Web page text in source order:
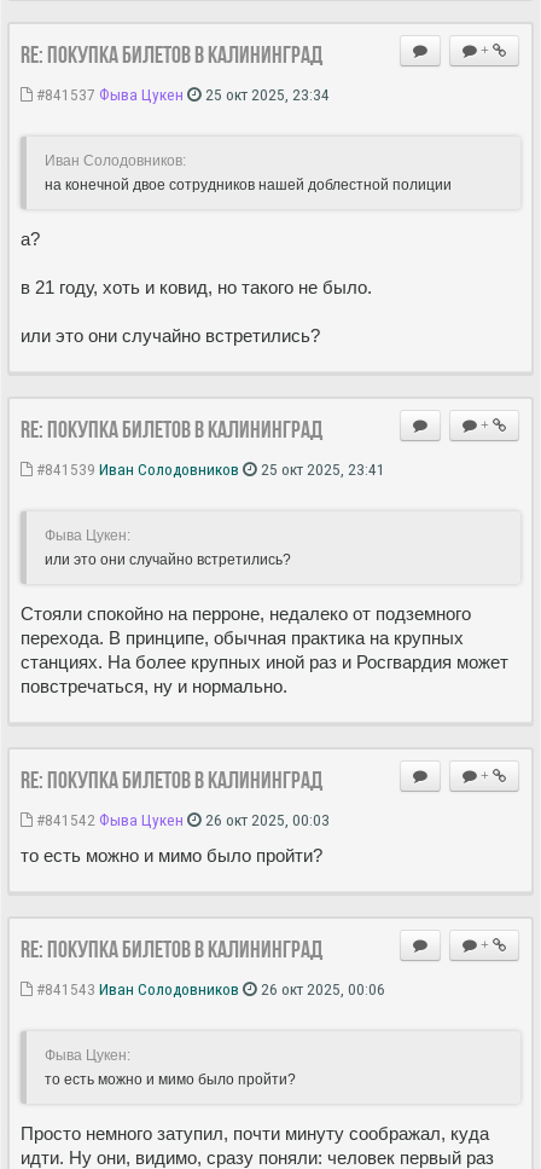
+
Re: Покупка билетов в Калининград
#841537 Фыва Цукен 25 окт 2025, 23:34
Иван Солодовников:
на конечной двое сотрудников нашей доблестной полиции
а?
в 21 году, хоть и ковид, но такого не было.
или это они случайно встретились?
+
Re: Покупка билетов в Калининград
#841539 Иван Солодовников 25 окт 2025, 23:41
Фыва Цукен:
или это они случайно встретились?
Стояли спокойно на перроне, недалеко от подземного
перехода. В принципе, обычная практика на крупных
станциях. На более крупных иной раз и Росгвардия может
повстречаться, ну и нормально.
+
Re: Покупка билетов в Калининград
#841542 Фыва Цукен 26 окт 2025, 00:03
то есть можно и мимо было пройти?
+
Re: Покупка билетов в Калининград
#841543 Иван Солодовников 26 окт 2025, 00:06
Фыва Цукен:
то есть можно и мимо было пройти?
Просто немного затупил, почти минуту соображал, куда
идти. Ну они, видимо, сразу поняли: человек первый раз